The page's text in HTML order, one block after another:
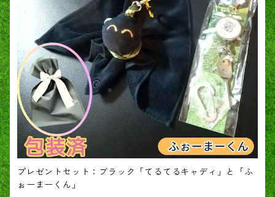
プレゼントセット：ブラック「てるてるキャディ」と「ふ
ぉーまーくん」